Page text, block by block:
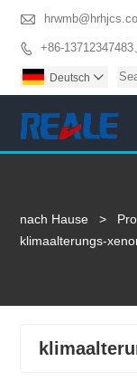

 +86-
Deutsch 
nach Hause >
klimaalterungs-